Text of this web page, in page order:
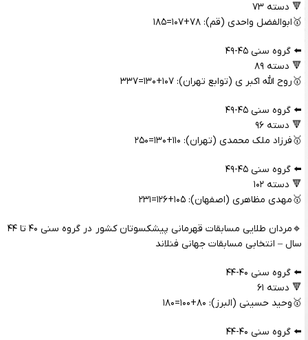
🔻 دسته ۷۳
🥇ابوالفضل واحدی (قم): ۷۸+۱۰۷=۱۸۵
⬅️ گروه سنی ۴۵-۴۹
🔻 دسته ۸۹
🥇روح الله اکبر ی (توابع تهران): ۱۰۷+۱۳۰=۳۳۷
⬅️ گروه سنی ۴۵-۴۹
🔻 دسته ۹۶
🥇فرزاد ملک محمدی (تهران): ۱۱۰+۱۳۰=۲۵۰
⬅️ گروه سنی ۴۵-۴۹
🔻 دسته ۱۰۲
🥇مهدی مظاهری (اصفهان): ۱۰۵+۱۲۶=۲۳۱
🔹مردان طلایی مسابقات قهرمانی پیشکسوتان کشور در گروه سنی ۴۰ تا ۴۴
سال – انتخابی مسابقات جهانی فنلاند
⬅️ گروه سنی ۴۰-۴۴
🔻 دسته ۶۱
🥇وحید حسینی (البرز): ۸۰+۱۰۰=۱۸۰
⬅️ گروه سنی ۴۰-۴۴